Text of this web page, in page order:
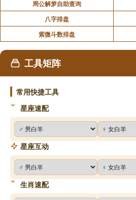
周公解梦自助查询
八字排盘
紫微斗数排盘
工具矩阵
常用快捷工具
星座速配
星座互动
生肖速配